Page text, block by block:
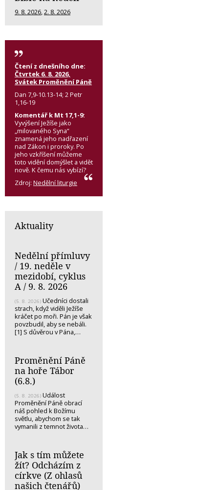
9. 8. 2026,2. 8. 2026
Čtení z dnešního dne:
Čtvrtek 6. 8. 2026,
Svátek Proměnění Páně
Dan 7,9-10.13-14; 2 Petr
1,16-19
Komentář k Mt 17,1-9:
Vyvýšení Ježíše jako
„milovaného Syna“
znamená jeho nadřazení
nad Zákon i proroky. Po
jeho vzkříšení můžeme
toto vidění domýšlet a vidět
nově. K čemu nás vybízí?
Zdroj: Nedělní liturgie
Aktuality
Nedělní přímluvy
/ 19. neděle v
mezidobí, cyklus
A / 9. 8. 2026
(5. 8. 2026) Učedníci dostali
strach, když viděli Ježíše
kráčet po moři. Pán je však
povzbudil, aby se nebáli.
[1] S důvěrou v Pána,…
Proměnění Páně
na hoře Tábor
(6.8.)
(5. 8. 2026) Událost
Proměnění Páně obrací
náš pohled k Božímu
světlu, abychom se tak
vymanili z temnot života…
Jak s tím můžete
žít? Odcházím z
církve (Z ohlasů
našich čtenářů)